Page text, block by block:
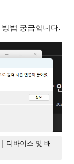
법 궁금합니다.
디바이스 및 배